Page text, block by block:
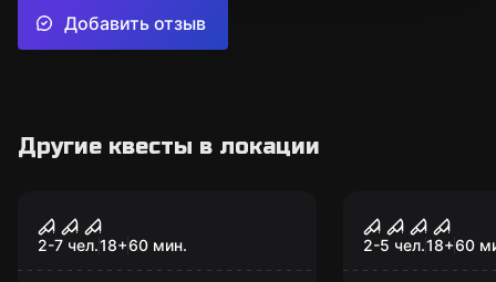
Добавить отзыв
Другие квесты в локации
Эпидемия. Последний
шанс
2-7 чел.18+60 мин.
Пять
2-5 чел.18+60